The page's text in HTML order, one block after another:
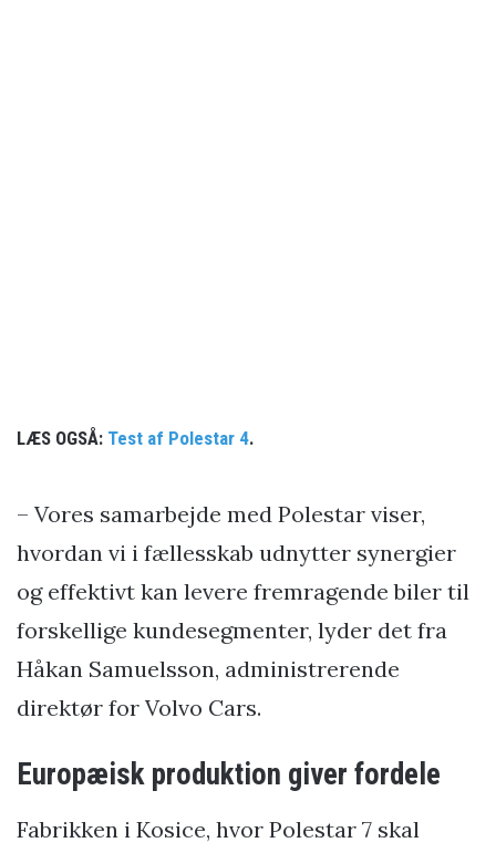
LÆS OGSÅ: Test af Polestar 4.
– Vores samarbejde med Polestar viser,
hvordan vi i fællesskab udnytter synergier
og effektivt kan levere fremragende biler til
forskellige kundesegmenter, lyder det fra
Håkan Samuelsson, administrerende
direktør for Volvo Cars.
Europæisk produktion giver fordele
Fabrikken i Kosice, hvor Polestar 7 skal